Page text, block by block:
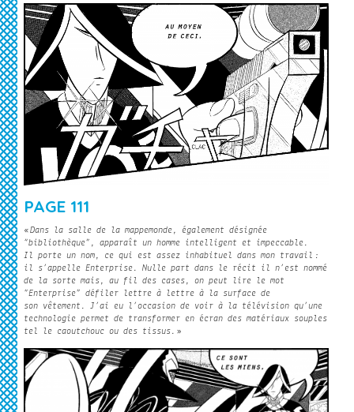
PAGE 111
«Dans la salle de la mappemonde, également désignée
“bibliothèque”, apparaît un homme intelligent et impeccable.
Il porte un nom, ce qui est assez inhabituel dans mon travail :
il s’appelle Enterprise. Nulle part dans le récit il n’est nommé
de la sorte mais, au fil des cases, on peut lire le mot
“Enterprise” défiler lettre à lettre à la surface de
son vêtement. J’ai eu l’occasion de voir à la télévision qu’une
technologie permet de transformer en écran des matériaux souples
tel le caoutchouc ou des tissus. »